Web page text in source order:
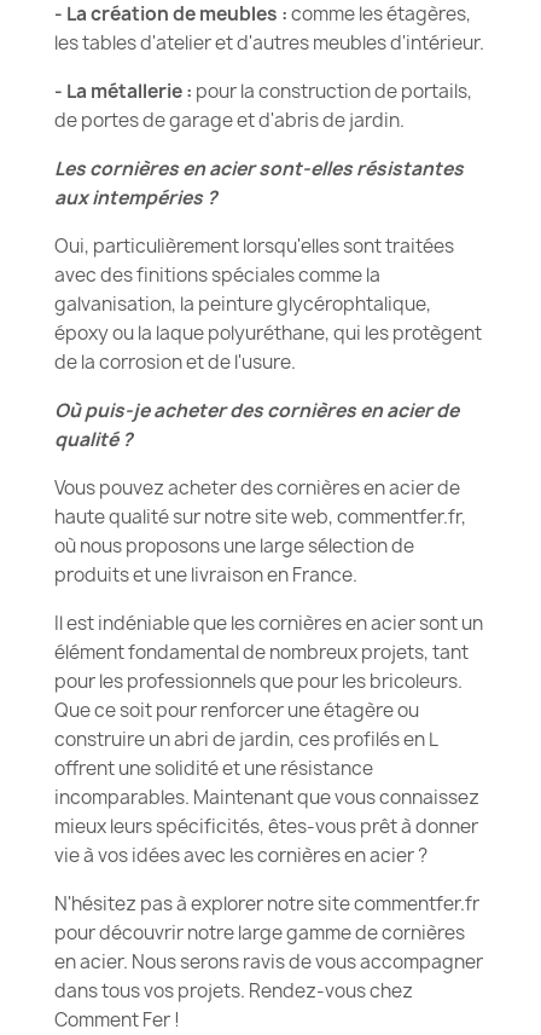
- La création de meubles :comme les étagères,
les tables d'atelier et d'autres meubles d'intérieur.
- La métallerie : pour la construction de portails,
de portes de garage et d'abris de jardin.
Les cornières en acier sont-elles résistantes
aux intempéries ?
Oui, particulièrement lorsqu'elles sont traitées
avec des finitions spéciales comme la
galvanisation, la peinture glycérophtalique,
époxy ou la laque polyuréthane, qui les protègent
de la corrosion et de l'usure.
Où puis-je acheter des cornières en acier de
qualité ?
Vous pouvez acheter des cornières en acier de
haute qualité sur notre site web, commentfer.fr,
où nous proposons une large sélection de
produits et une livraison en France.
Il est indéniable que les cornières en acier sont un
élément fondamental de nombreux projets, tant
pour les professionnels que pour les bricoleurs.
Que ce soit pour renforcer une étagère ou
construire un abri de jardin, ces profilés en L
offrent une solidité et une résistance
incomparables. Maintenant que vous connaissez
mieux leurs spécificités, êtes-vous prêt à donner
vie à vos idées avec les cornières en acier ?
N'hésitez pas à explorer notre site commentfer.fr
pour découvrir notre large gamme de cornières
en acier. Nous serons ravis de vous accompagner
dans tous vos projets. Rendez-vous chez
Comment Fer !